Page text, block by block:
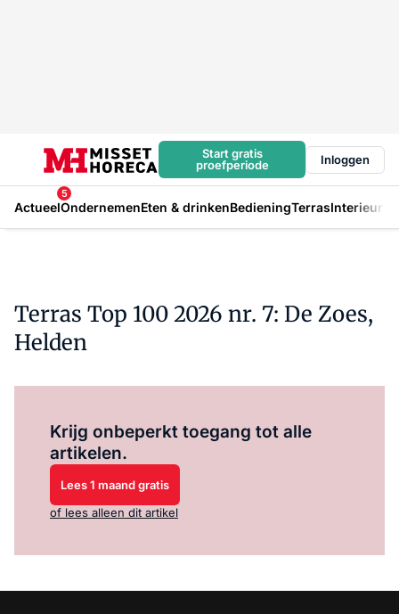
Start gratis
proefperiode
Inloggen
Actueel
5
OndernemenEten & drinkenBedieningTerrasInterieur
Terras Top 100 2026 nr. 7: De Zoes,
Helden
Krijg onbeperkt toegang tot alle
artikelen.
Lees 1 maand gratis
of lees alleen dit artikel